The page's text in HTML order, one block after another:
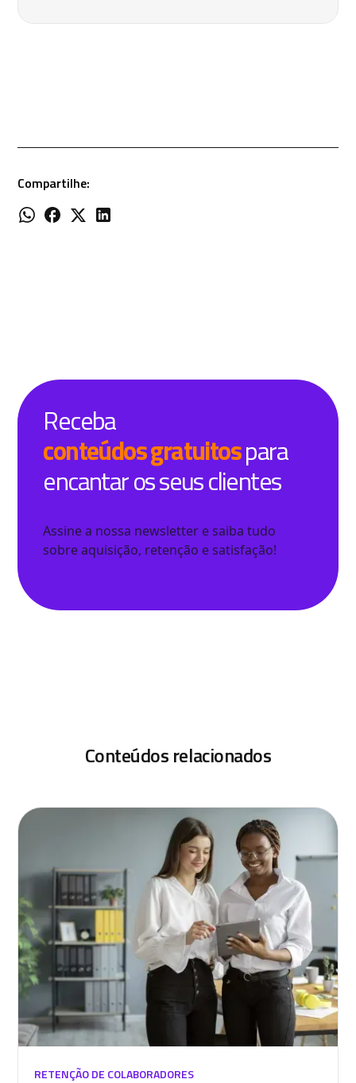
Compartilhe:
Receba
conteúdos gratuitospara
encantar os seus clientes
Assine a nossa newsletter e saiba tudo
sobre aquisição, retenção e satisfação!
Conteúdos relacionados
RETENÇÃO DE COLABORADORES